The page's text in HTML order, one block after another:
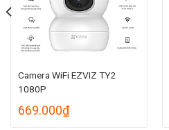
Camera WiFi EZVIZ TY2
1080P
669.000₫